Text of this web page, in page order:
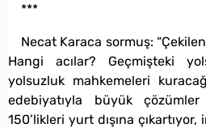
***
Necat Karaca sormuş: “Çekilen
Hangi acılar? Geçmişteki
yolsuzluk mahkemeleri
edebiyatıyla büyük
150’likleri yurt dışına çıkartıyor,